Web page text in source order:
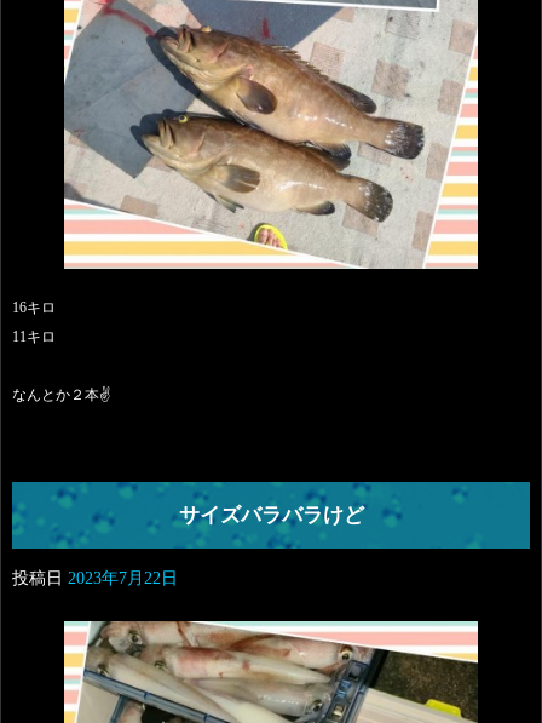
16キロ
11キロ
なんとか２本✌️
サイズバラバラけど
投稿日 2023年7月22日